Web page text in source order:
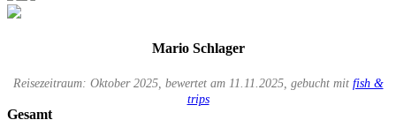
Mario Schlager
Reisezeitraum: Oktober 2025, bewertet am 11.11.2025, gebucht mit fish &
trips
Gesamt